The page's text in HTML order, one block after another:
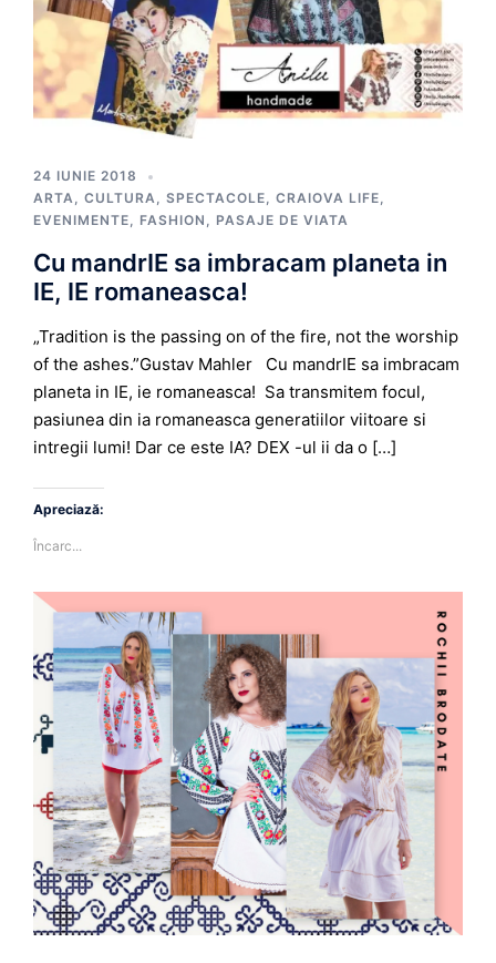
24 IUNIE 2018
ARTA, CULTURA, SPECTACOLE
CRAIOVA LIFE
EVENIMENTE
FASHION PASAJE DE VIATA
Cu mandrIE sa imbracam planeta in
IE, IE romaneasca!
„Tradition is the passing on of the fire, not the worship
of the ashes.”Gustav Mahler Cu mandrIE sa imbracam
planeta in IE, ie romaneasca! Sa transmitem focul,
pasiunea din ia romaneasca generatiilor viitoare si
intregii lumi! Dar ce este IA? DEX -ul ii da o […]
Apreciază:
Încarc...